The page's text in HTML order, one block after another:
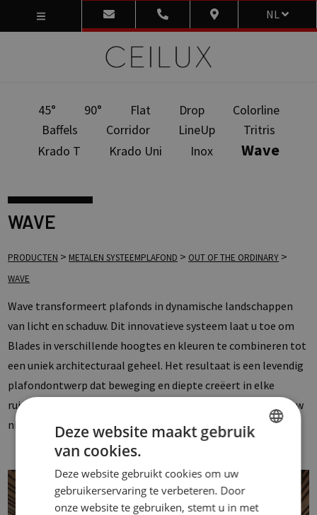
NL
45° 90° Flat Drop
Colorline
Baffels
Corridor LineUp
Tritris
Krado T
Krado Uni Inox Wave
WAVE
PRODUCTEN > METALEN SYSTEEMPLAFOND > OUT OF THE ORDINARY >
WAVE
Wave transformeert plafonds in dynamische landschappen
van licht en schaduw. Dit innovatieve systeem laat u toe om
Blades in verschillende hoogtes en kleuren te combineren tot
een uniek architecturaal geheel. Het resultaat is een levendig
plafondontwerp dat beweging en diepte creëert in elke
ruimte. Wave tilt het concept van een plafond naar een nieuw
niveau van architecturale expressie.
Deze website maakt gebruik
van cookies.
Deze website gebruikt cookies om uw
gebruikerservaring te verbeteren. Door
onze website te gebruiken, stemt u in met